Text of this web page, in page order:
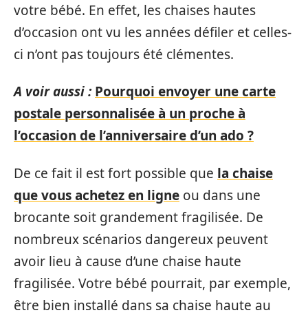
votre bébé. En effet, les chaises hautes
d’occasion ont vu les années défiler et celles-
ci n’ont pas toujours été clémentes.
A voir aussi : Pourquoi envoyer une carte
postale personnalisée à un proche à
l’occasion de l’anniversaire d’un ado ?
De ce fait il est fort possible que la chaise
que vous achetez en ligne ou dans une
brocante soit grandement fragilisée. De
nombreux scénarios dangereux peuvent
avoir lieu à cause d’une chaise haute
fragilisée. Votre bébé pourrait, par exemple,
être bien installé dans sa chaise haute au